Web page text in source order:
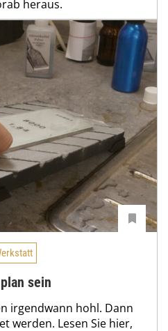
heraus.
sein
irgendwann hohl. Dann
werden. Lesen Sie hier,